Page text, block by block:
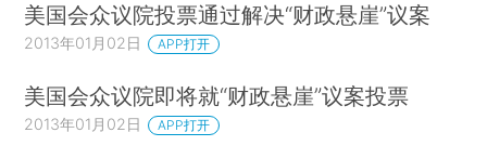
美国会众议院投票通过解决“财政悬崖”议案
2013年01月02日 APP打开
美国会众议院即将就“财政悬崖”议案投票
2013年01月02日 APP打开